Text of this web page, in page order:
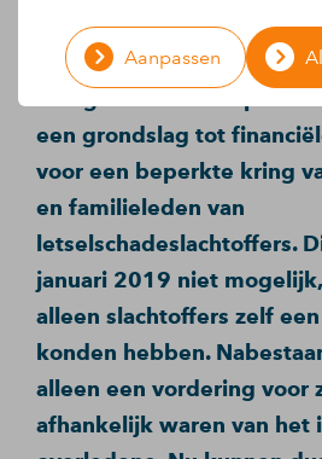
Aanpassen
Begin dit jaar is de Wet
Affectieschade in werking
een grondslag tot
voor een beperkte kring
en familieleden van
letselschadeslachtoffers.
januari 2019 niet
alleen slachtoffers zelf
konden hebben.
alleen een vordering voor
afhankelijk waren van het